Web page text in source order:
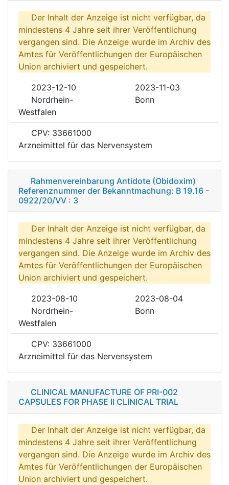
Der Inhalt der Anzeige ist nicht verfügbar, da
mindestens 4 Jahre seit ihrer Veröffentlichung
vergangen sind. Die Anzeige wurde im Archiv des
Amtes für Veröffentlichungen der Europäischen
Union archiviert und gespeichert.
2023-12-10
2023-11-03
Nordrhein-
Westfalen
Bonn
CPV: 33661000
Arzneimittel für das Nervensystem
Rahmenvereinbarung Antidote (Obidoxim)
Referenznummer der Bekanntmachung: B 19.16 -
0922/20/VV : 3
Der Inhalt der Anzeige ist nicht verfügbar, da
mindestens 4 Jahre seit ihrer Veröffentlichung
vergangen sind. Die Anzeige wurde im Archiv des
Amtes für Veröffentlichungen der Europäischen
Union archiviert und gespeichert.
2023-08-10
2023-08-04
Nordrhein-
Westfalen
Bonn
CPV: 33661000
Arzneimittel für das Nervensystem
CLINICAL MANUFACTURE OF PRI-002
CAPSULES FOR PHASE II CLINICAL TRIAL
Der Inhalt der Anzeige ist nicht verfügbar, da
mindestens 4 Jahre seit ihrer Veröffentlichung
vergangen sind. Die Anzeige wurde im Archiv des
Amtes für Veröffentlichungen der Europäischen
Union archiviert und gespeichert.